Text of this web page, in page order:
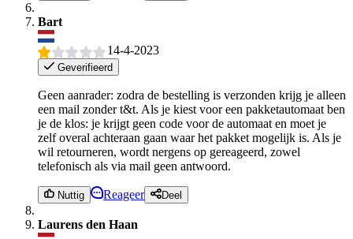
Bart
14-4-2023
Geverifieerd
Geen aanrader: zodra de bestelling is verzonden krijg je alleen
een mail zonder t&t. Als je kiest voor een pakketautomaat ben
je de klos: je krijgt geen code voor de automaat en moet je
zelf overal achteraan gaan waar het pakket mogelijk is. Als je
wil retourneren, wordt nergens op gereageerd, zowel
telefonisch als via mail geen antwoord.
Nuttig Reageer Deel
Laurens den Haan